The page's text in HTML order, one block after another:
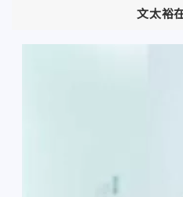
文太裕